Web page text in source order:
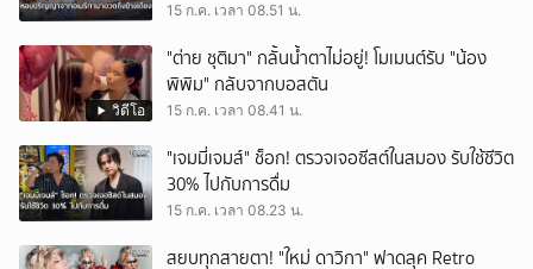
15 ก.ค. เวลา 08.51 น.
วิดีโอ
"ต่าย ชุติมา" กลั้นน้ำตาไม่อยู่! โมเมนต์รับ "น้อง
พิพิม" กลับจากบอสตัน
15 ก.ค. เวลา 08.41 น.
"เจมมี่เจมส์" ช็อก! ตรวจเจอซีสต์ในสมอง รับใช้ชีวิต
30% ไปกับการดื่ม
15 ก.ค. เวลา 08.23 น.
สยบทุกสายตา! "ใหม่ ดาวิกา" ฟาดลุค Retro